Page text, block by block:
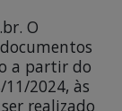
O
a partir do
2024, às
realizado